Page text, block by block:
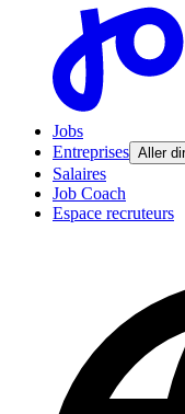
Jobs
Entreprises Aller
Salaires
Job Coach
Espace recruteurs